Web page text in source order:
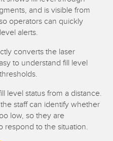
and is visible from
operators can quickly
alerts.
converts the laser
to understand fill level
level status from a distance.
staff can identify whether
low, so they are
respond to the situation.